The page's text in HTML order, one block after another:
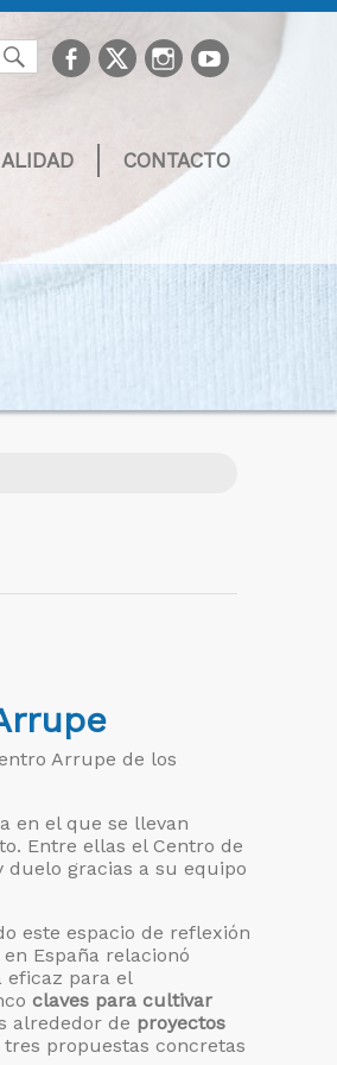
Buscarfacebook
TwitterInstagram
youtube
CONTACTO
Arrupe de los
en el que se llevan
Entre ellas el Centro de
duelo gracias a su equipo
este espacio de reflexión
en España relacionó
eficaz para el
claves para cultivar
alrededor de proyectos
propuestas concretas